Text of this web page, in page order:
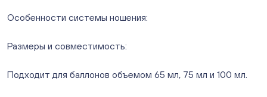
Овчинникова, д 12 (Челябинск, улица Овчинникова,
ежедневно с 10:00 до 20:00
Слава. Копейск, пр.Славы 8/1 (Копейск, пр. Славы
Особенности системы ношения:
Размеры и совместимость:
Подходит для баллонов объемом 65 мл, 75 мл и 100 мл.